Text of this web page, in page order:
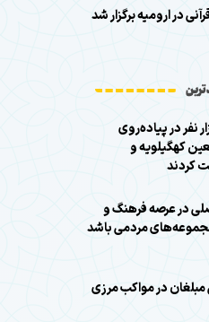
در ارومیه برگزار شد
۱۱۰ هزار نفر در پیاده‌روی
کهگیلویه و
کردند
در عرصه فرهنگ و
مجموعه‌های مردمی باشد
در مواکب مرزی